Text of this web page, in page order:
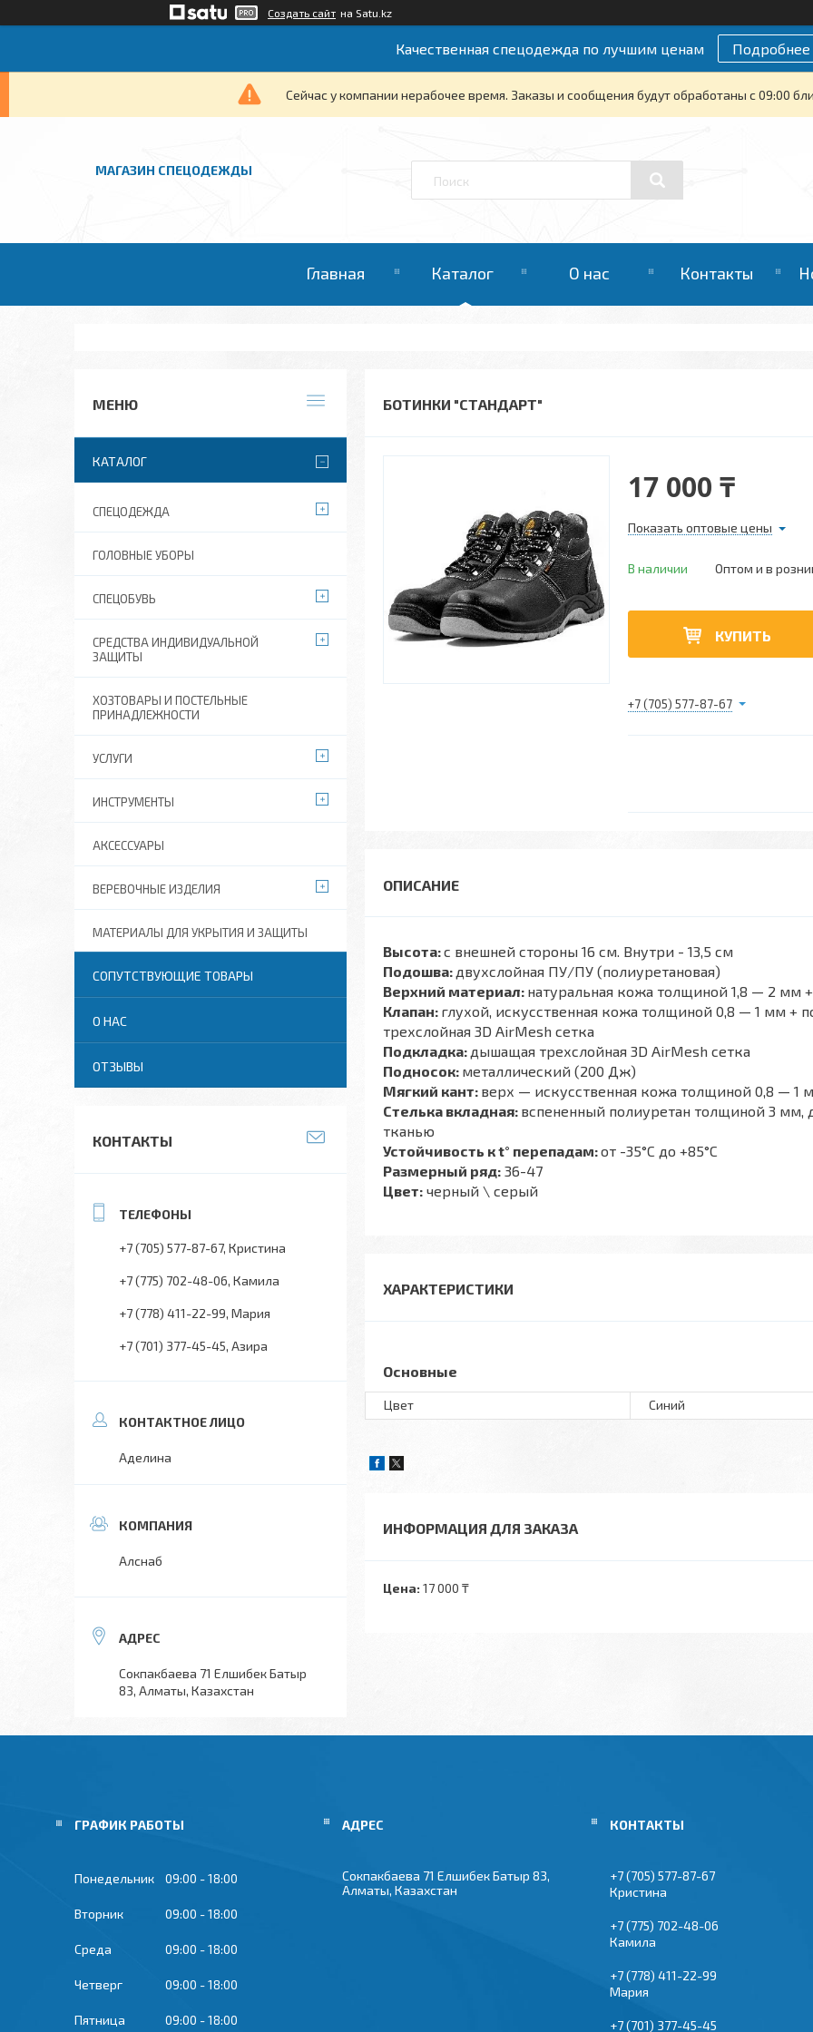
Создать сайт на Satu.kz
Качественная спецодежда по лучшим ценам Подробнее
Сейчас у компании нерабочее время. Заказы и сообщения будут обработаны с 09:00
МАГАЗИН СПЕЦОДЕЖДЫ
Главная Каталог О нас Контакты
БОТИНКИ "СТАНДАРТ"
17 000 ₸
Показать оптовые цены
В наличии Оптом и в
КУПИТЬ
+7 (705) 577-87-67
Высота:с внешней стороны 16 см. Внутри - 13,5 см
Подошва: двухслойная ПУ/ПУ (полиуретановая)
Верхний материал: натуральная кожа толщиной 1,8 — 2 мм
Клапан: глухой, искусственная кожа толщиной 0,8 — 1 мм
трехслойная 3D AirMesh сетка
Подкладка: дышащая трехслойная 3D AirMesh сетка
Подносок: металлический (200 Дж)
Мягкий кант: верх — искусственная кожа толщиной 0,8 — 1
Стелька вкладная: вспененный полиуретан толщиной 3 мм,
тканью
Устойчивость к t° перепадам:от -35°С до +85°С
Размерный ряд: 36-47
Цвет: черный \ серый
ХАРАКТЕРИСТИКИ
Основные
Цвет Синий
ИНФОРМАЦИЯ ДЛЯ ЗАКАЗА
Цена: 17 000 ₸
КАТАЛОГ
СПЕЦОДЕЖДА
ГОЛОВНЫЕ УБОРЫ
СПЕЦОБУВЬ
СРЕДСТВА ИНДИВИДУАЛЬНОЙ
ЗАЩИТЫ
ХОЗТОВАРЫ И ПОСТЕЛЬНЫЕ
ПРИНАДЛЕЖНОСТИ
УСЛУГИ
ИНСТРУМЕНТЫ
АКСЕССУАРЫ
ВЕРЕВОЧНЫЕ ИЗДЕЛИЯ
МАТЕРИАЛЫ ДЛЯ УКРЫТИЯ И ЗАЩИТЫ
СОПУТСТВУЮЩИЕ ТОВАРЫ
О НАС
ОТЗЫВЫ
КОНТАКТЫ
+7 (705) 577-87-67 Кристина
+7 (775) 702-48-06 Камила
+7 (778) 411-22-99 Мария
+7 (701) 377-45-45 Азира
Аделина
Алснаб
Сокпакбаева 71 Елшибек Батыр
83, Алматы, Казахстан
ГРАФИК РАБОТЫ
Понедельник 09:00 18:00
Вторник 09:00 18:00
Среда 09:00 18:00
Четверг 09:00 18:00
Пятница 09:00 18:00
Сокпакбаева 71 Елшибек Батыр 83,
Алматы, Казахстан
+7 (705) 577-87-67
Кристина
+7 (775) 702-48-06
Камила
+7 (778) 411-22-99
Мария
+7 (701) 377-45-45